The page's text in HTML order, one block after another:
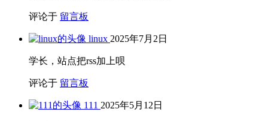
评论于 留言板
linux 2025年7月2日
学长，站点把rss加上呗
评论于 留言板
111 2025年5月12日